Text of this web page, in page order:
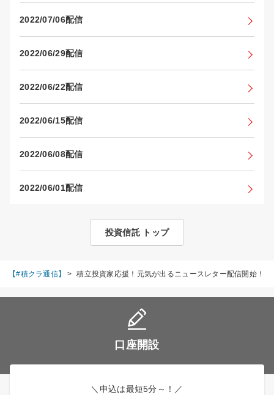
2022/07/06配信
2022/06/29配信
2022/06/22配信
2022/06/15配信
2022/06/08配信
2022/06/01配信
投資信託 トップ
【#積クラ通信】 > 積立投資家応援！元気が出るニュースレター配信開始！
口座開設
＼申込は最短5分～！／